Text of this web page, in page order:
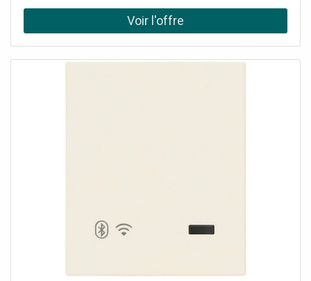
Bluetooth qui permet le dialogue avec les dispositifs sans
fil pour permettre la configuration, la supervision, le
diagnostic du système et son intégration avec les
technologie Bluetooth Mesh et qui, via l'application View